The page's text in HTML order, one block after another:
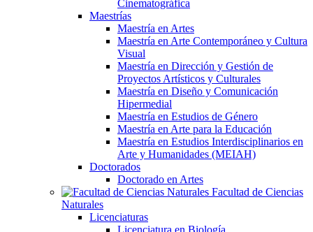
Cinematográfica
Maestrías
Maestría en Artes
Maestría en Arte Contemporáneo y Cultura
Visual
Maestría en Dirección y Gestión de
Proyectos Artísticos y Culturales
Maestría en Diseño y Comunicación
Hipermedial
Maestría en Estudios de Género
Maestría en Arte para la Educación
Maestría en Estudios Interdisciplinarios en
Arte y Humanidades (MEIAH)
Doctorados
Doctorado en Artes
Facultad de Ciencias
Naturales
Licenciaturas
Licenciatura en Biología